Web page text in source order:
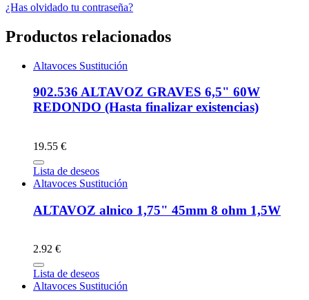
¿Has olvidado tu contraseña?
Productos relacionados
Altavoces Sustitución
902.536 ALTAVOZ GRAVES 6,5" 60W
REDONDO (Hasta finalizar existencias)
19.55 €
Lista de deseos
Altavoces Sustitución
ALTAVOZ alnico 1,75" 45mm 8 ohm 1,5W
2.92 €
Lista de deseos
Altavoces Sustitución